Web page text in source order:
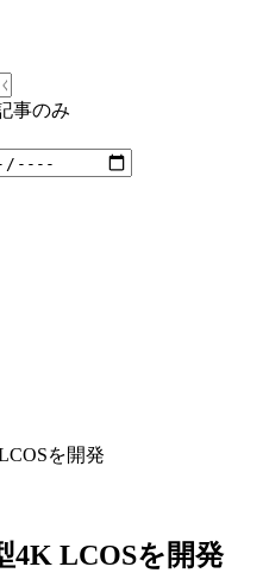
事のみ
を開発
4K LCOSを開発